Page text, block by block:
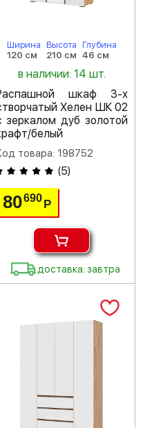
Ширина
120 см
Высота
210 см
Глубина
46 см
в наличии: 14 шт.
шкаф 3-х
Хелен ШК 02
зеркалом дуб золотой
белый
товара: 198752
(5)
80690 Р
доставка: завтра